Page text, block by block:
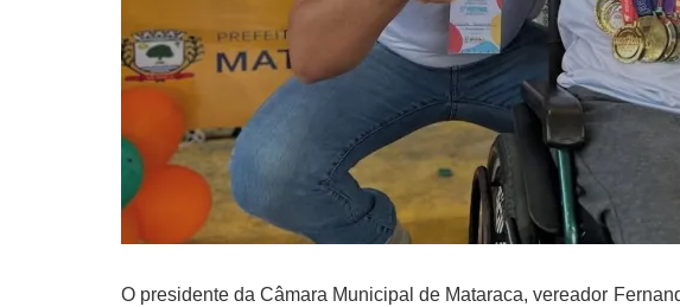
O presidente da Câmara Municipal de Mataraca, vereador